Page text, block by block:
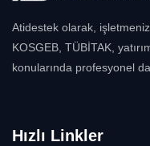
Atidestek olarak,
KOSGEB, TÜBİTAK,
konularında profesyonel
Hızlı Linkler